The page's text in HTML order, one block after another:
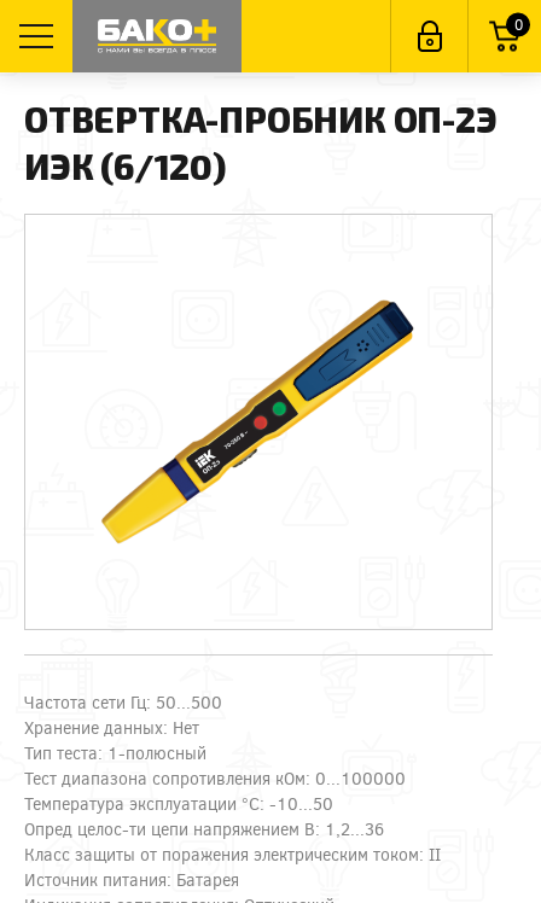
0
ОТВЕРТКА-ПРОБНИК ОП-2Э
ИЭК (6/120)
Частота сети Гц: 50...500
Хранение данных: Нет
Тип теста: 1-полюсный
Тест диапазона сопротивления кОм: 0...100000
Температура эксплуатации °C: -10...50
Опред целоc-ти цепи напряжением В: 1,2...36
Класс защиты от поражения электрическим током: II
Источник питания: Батарея